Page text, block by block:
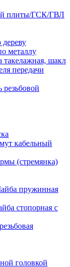
плиты/ГСК/ГВЛ
металлу
такелажная, шакл
передачи
резьбовой
кабельный
(стремянка)
пружинная
стопорная с